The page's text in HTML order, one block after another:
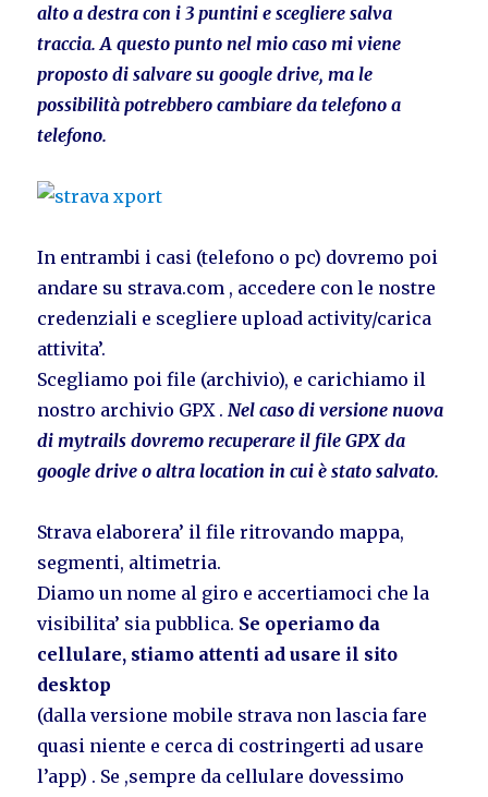
alto a destra con i 3 puntini e scegliere salva
traccia. A questo punto nel mio caso mi viene
proposto di salvare su google drive, ma le
possibilità potrebbero cambiare da telefono a
telefono.
In entrambi i casi (telefono o pc) dovremo poi
andare su strava.com , accedere con le nostre
credenziali e scegliere upload activity/carica
attivita’.
Scegliamo poi file (archivio), e carichiamo il
nostro archivio GPX . Nel caso di versione nuova
di mytrails dovremo recuperare il file GPX da
google drive o altra location in cui è stato salvato.
Strava elaborera’ il file ritrovando mappa,
segmenti, altimetria.
Diamo un nome al giro e accertiamoci che la
visibilita’ sia pubblica. Se operiamo da
cellulare, stiamo attenti ad usare il sito
desktop
(dalla versione mobile strava non lascia fare
quasi niente e cerca di costringerti ad usare
l’app) . Se ,sempre da cellulare dovessimo